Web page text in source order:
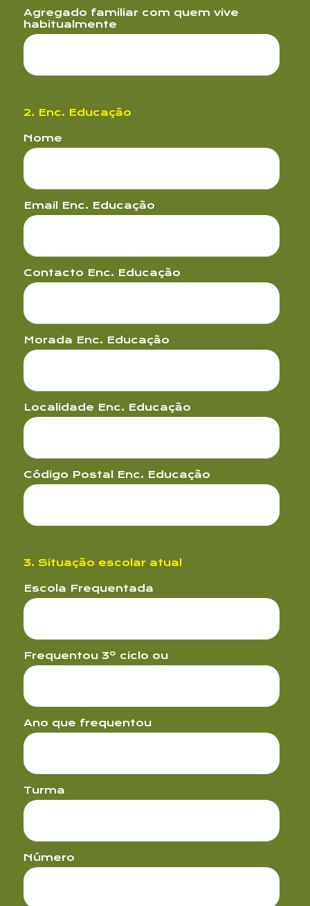
Assunto
Mensagem
Agregado familiar com quem vive
habitualmente
2. Enc. Educação
Nome
Email Enc. Educação
Contacto Enc. Educação
Morada Enc. Educação
Localidade Enc. Educação
Código Postal Enc. Educação
3. Situação escolar atual
Escola Frequentada
Frequentou 3º ciclo ou
Ano que frequentou
Turma
Número